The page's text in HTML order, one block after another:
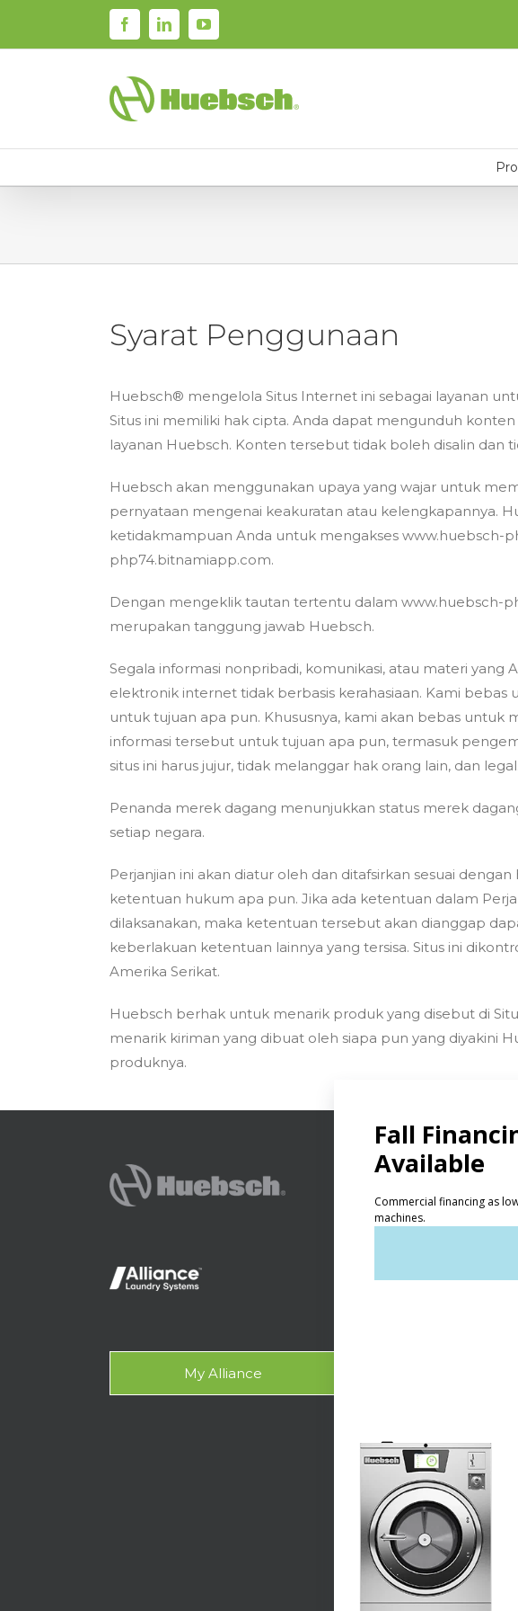
FacebookLinkedInYouTube
Syarat Penggunaan
Huebsch® mengelola Situs Internet ini sebagai layanan
Situs ini memiliki hak cipta. Anda dapat mengunduh
layanan Huebsch. Konten tersebut tidak boleh disalin dan
Huebsch akan menggunakan upaya yang wajar untuk
pernyataan mengenai keakuratan atau kelengkapannya.
ketidakmampuan Anda untuk mengakses www.huebsch-
php74.bitnamiapp.com.
Dengan mengeklik tautan tertentu dalam www.huebsch-
merupakan tanggung jawab Huebsch.
Segala informasi nonpribadi, komunikasi, atau materi
elektronik internet tidak berbasis kerahasiaan. Kami
untuk tujuan apa pun. Khususnya, kami akan bebas
informasi tersebut untuk tujuan apa pun, termasuk
situs ini harus jujur, tidak melanggar hak orang lain, dan legal.
Penanda merek dagang menunjukkan status merek
setiap negara.
Perjanjian ini akan diatur oleh dan ditafsirkan sesuai
ketentuan hukum apa pun. Jika ada ketentuan dalam
dilaksanakan, maka ketentuan tersebut akan dianggap
keberlakuan ketentuan lainnya yang tersisa. Situs ini
Amerika Serikat.
Huebsch berhak untuk menarik produk yang disebut di
menarik kiriman yang dibuat oleh siapa pun yang diyakini
produknya.
My Alliance
PRODUK
Laundry Koin
DUKUNGAN
Technical Literature
Desain laundry